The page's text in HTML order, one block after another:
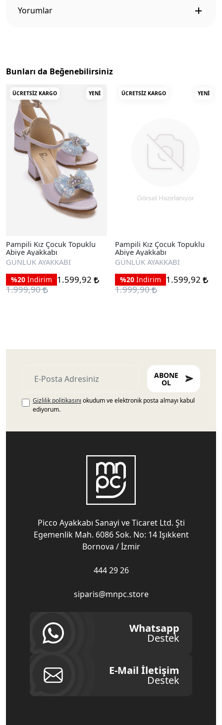
Yorumlar
Bunları da Beğenebilirsiniz
ÜCRETSIZ KARGO YENI
Pampili Kız Çocuk Topuklu
Abiye Ayakkabı
GÜNLÜK AYAKKABI
%20 İndirim
1.599,92
1.999,90
ÜCRETSIZ KARGO YENI
Pampili Kız Çocuk Topuklu
Abiye Ayakkabı
GÜNLÜK AYAKKABI
%20 İndirim
1.599,92
1.999,90
ABONE
OL
Gizlilik politikasını okudum ve elektronik posta almayı kabul
ediyorum.
Picco Ayakkabı Sanayi ve Ticaret Ltd. Şti
Egemenlik Mah. 6086 Sok. No: 14 Işıkkent
Bornova / İzmir
444 29 26
siparis@mnpc.store
Whatsapp
Destek
E-Mail İletişim
Destek